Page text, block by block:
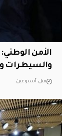
والسيطرات
قبل أسبوعين